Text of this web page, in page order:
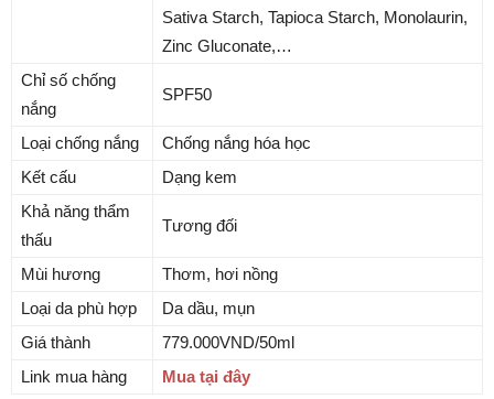
Sativa Starch, Tapioca Starch, Monolaurin,
Zinc Gluconate,…
Chỉ số chống
nắng
SPF50
Loại chống nắng
Chống nắng hóa học
Kết cấu
Dạng kem
Khả năng thẩm
thấu
Tương đối
Mùi hương
Thơm, hơi nồng
Loại da phù hợp
Da dầu, mụn
Giá thành
779.000VND/50ml
Link mua hàng
Mua tại đây